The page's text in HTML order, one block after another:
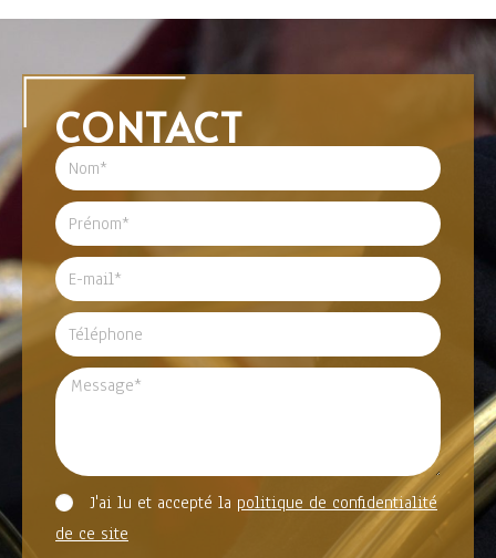
CONTACT
J'ai lu et accepté la politique de confidentialité
de ce site